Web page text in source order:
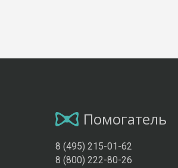
Помогатель
8 (495) 215-01-62
8 (800) 222-80-26